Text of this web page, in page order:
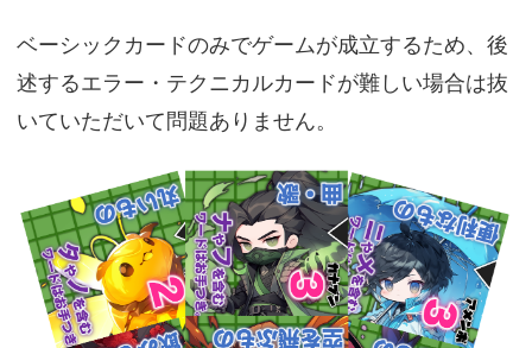
ベーシックカードのみでゲームが成立するため、後
述するエラー・テクニカルカードが難しい場合は抜
いていただいて問題ありません。